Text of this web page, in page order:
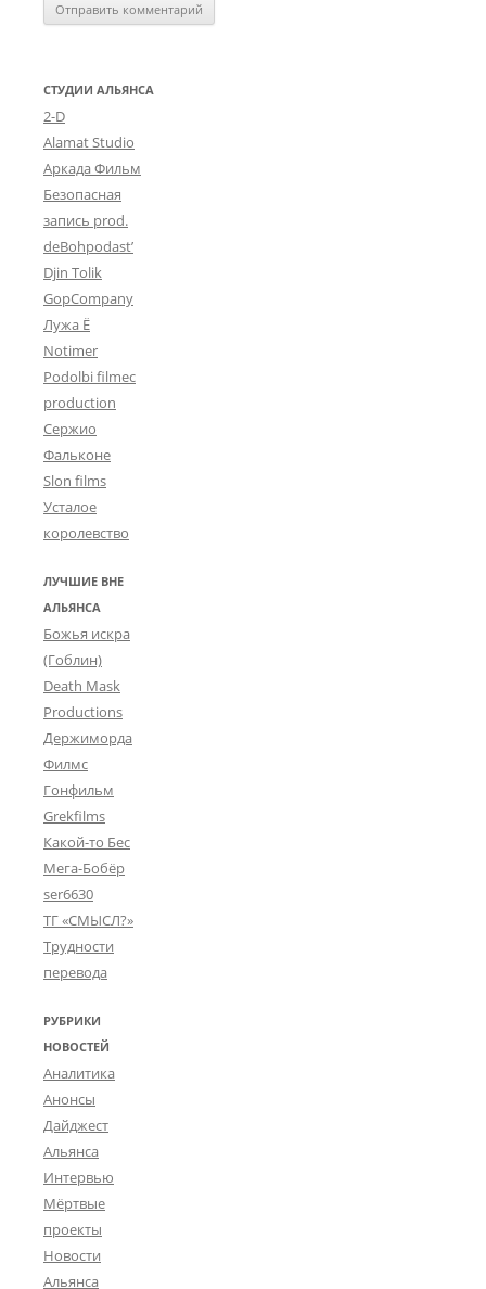
СТУДИИ АЛЬЯНСА
2-D
Alamat Studio
Аркада Фильм
Безопасная
запись prod.
deBohpodast’
Djin Tolik
GopCompany
Лужа Ё
Notimer
Podolbi filmec
production
Сержио
Фальконе
Slon films
Усталое
королевство
ЛУЧШИЕ ВНЕ
АЛЬЯНСА
Божья искра
(Гоблин)
Death Mask
Productions
Держиморда
Филмс
Гонфильм
Grekfilms
Какой-то Бес
Мега-Бобёр
ser6630
ТГ «СМЫСЛ?»
Трудности
перевода
РУБРИКИ
НОВОСТЕЙ
Аналитика
Анонсы
Дайджест
Альянса
Интервью
Мёртвые
проекты
Новости
Альянса